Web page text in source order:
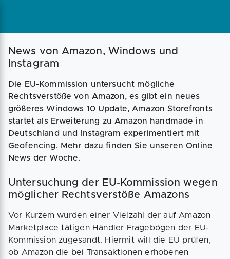
Magazin Businessplan Fördermittel
News von Amazon, Windows und
Instagram
Die EU-Kommission untersucht mögliche
Rechtsverstöße von Amazon, es gibt ein neues
größeres Windows 10 Update, Amazon Storefronts
startet als Erweiterung zu Amazon handmade in
Deutschland und Instagram experimentiert mit
Geofencing. Mehr dazu finden Sie unseren Online
News der Woche.
Untersuchung der EU-Kommission wegen
möglicher Rechtsverstöße Amazons
Vor Kurzem wurden einer Vielzahl der auf Amazon
Marketplace tätigen Händler Fragebögen der EU-
Kommission zugesandt. Hiermit will die EU prüfen,
ob Amazon die bei Transaktionen erhobenen